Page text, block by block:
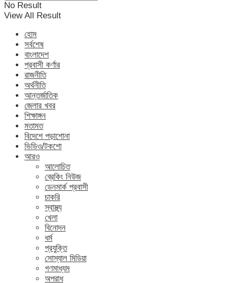
No Result
View All Result
হোম
সর্বশেষ
বাংলাদেশ
প্রবাসী কর্ণার
রাজনীতি
অর্থনীতি
আন্তর্জাতিক
জেলার খবর
শিক্ষাঙ্গন
মতামত
বিদেশে পড়াশোনা
ভিডিও/টকশো
আরও
আলোচিত
ব্রেকিং নিউজ
ডেনমার্ক প্রবাসী
চাকরি
স্বাস্থ্য
খেলা
বিনোদন
ধর্ম
প্রযুক্তি
সোস্যাল মিডিয়া
গণমাধ্যম
অপরাধ